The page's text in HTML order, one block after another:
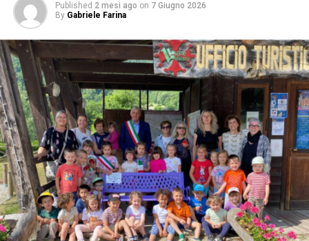
Published 2 mesi ago on 7 Giugno 2026
By Gabriele Farina